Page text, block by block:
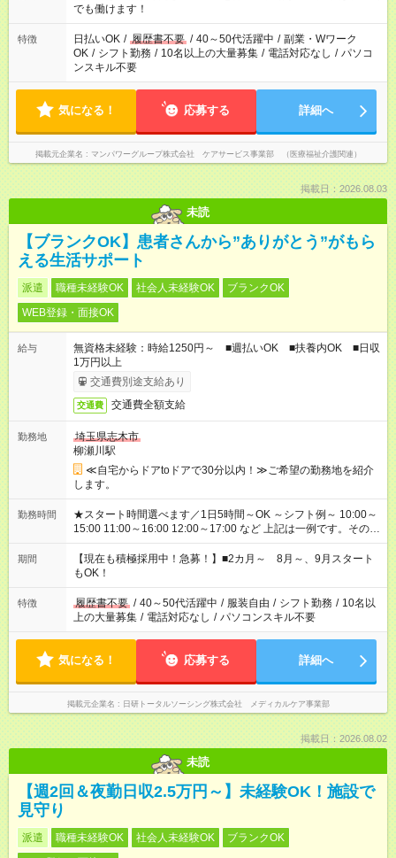
週20時間以上勤務は社会保険への加入対象となります ※労働者
派遣法（日雇い派遣の原則禁止）により、短時間・短期間の就
業はご案内が難しい場合があります
でも働けます！
特徴 日払いOK / 履歴書不要 / 40～50代活躍中 / 副業・Wワーク
OK / シフト勤務 / 10名以上の大量募集 / 電話対応なし / パソコ
ンスキル不要
気になる！ 応募する 詳細へ
掲載元企業名 マンパワーグループ株式会社 ケアサービス事業部 （医療福祉介護関連）
掲載日：2026.08.03
未読
【ブランクOK】患者さんから”ありがとう”がもら
える生活サポート
派遣 職種未経験OK 社会人未経験OK
ブランクOK
WEB登録・面接OK
給与
無資格未経験：時給1250円～ ■週払いOK ■扶養内OK ■日収
1万円以上
交通費別途支給あり
交通費 交通費全額支給
勤務地
埼玉県志木市
柳瀬川駅
≪自宅からドアtoドアで30分以内！≫ご希望の勤務地を紹介
します。
勤務時間
★スタート時間選べます／1日5時間～OK ～シフト例～ 10:00～
15:00 11:00～16:00 12:00～17:00 など 上記は一例です。その他
シフトもご相談ください。 ※Wワークの場合当社と合わせて法
定労働時間が週40時間を超えなければOKです。
期間
【現在も積極採用中！急募！】■2カ月～ 8月～、9月スタート
もOK！
特徴 履歴書不要 / 40～50代活躍中 / 服装自由 / シフト勤務 / 10名以
上の大量募集 / 電話対応なし / パソコンスキル不要
気になる！ 応募する 詳細へ
掲載元企業名 日研トータルソーシング株式会社 メディカルケア事業部
掲載日：2026.08.02
未読
【週2回＆夜勤日収2.5万円～】未経験OK！施設で
見守り
派遣 職種未経験OK 社会人未経験OK
ブランクOK